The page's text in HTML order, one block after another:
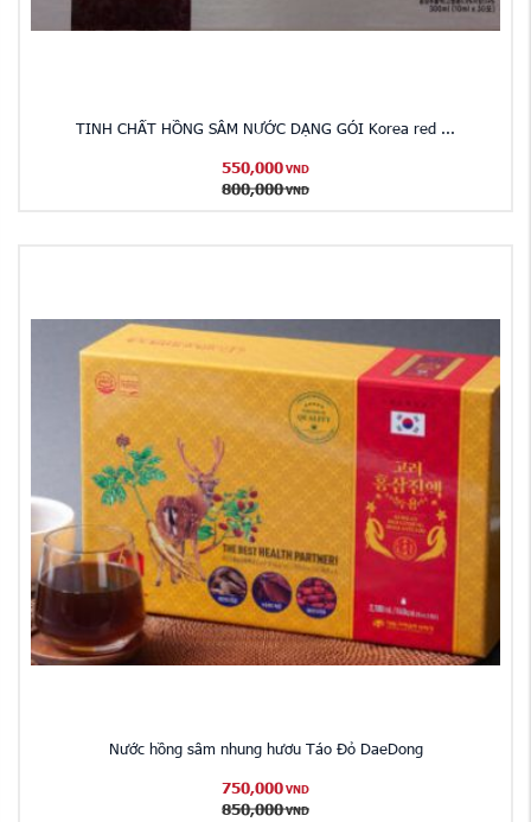
TINH CHẤT HỒNG SÂM NƯỚC DẠNG GÓI Korea red ...
550,000 VND
800,000 VND
Nước hồng sâm nhung hươu Táo Đỏ DaeDong
750,000 VND
850,000 VND